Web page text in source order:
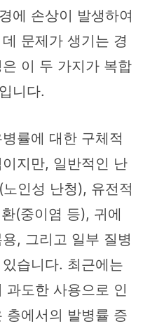
에 손상이 발생하여
문제가 생기는 경
이 두 가지가 복합
니다.
률에 대한 구체적
지만, 일반적인 난
인성 난청), 유전적
(중이염 등), 귀에
, 그리고 일부 질병
습니다. 최근에는
과도한 사용으로 인
층에서의 발병률 증